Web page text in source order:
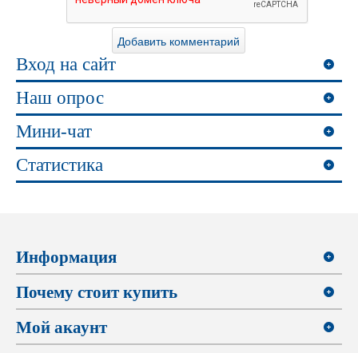
Вход на сайт
Наш опрос
Мини-чат
Статистика
Информация
Почему стоит купить
Мой акаунт